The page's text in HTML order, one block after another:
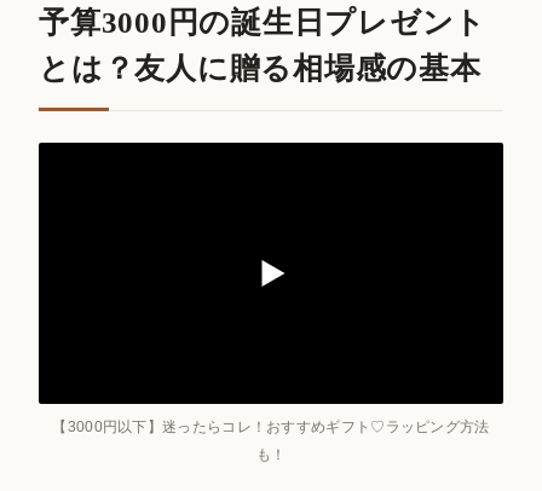
予算3000円の誕生日プレゼント
とは？友人に贈る相場感の基本
【3000円以下】迷ったらコレ！おすすめギフト♡ラッピング方法
も！